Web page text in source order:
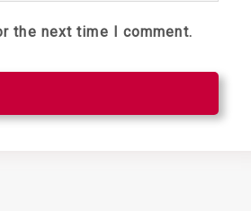
the next time I comment.